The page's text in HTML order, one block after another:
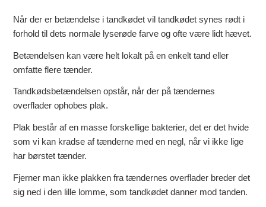
Når der er betændelse i tandkødet vil tandkødet synes rødt i
forhold til dets normale lyserøde farve og ofte være lidt hævet.
Betændelsen kan være helt lokalt på en enkelt tand eller
omfatte flere tænder.
Tandkødsbetændelsen opstår, når der på tændernes
overflader ophobes plak.
Plak består af en masse forskellige bakterier, det er det hvide
som vi kan kradse af tænderne med en negl, når vi ikke lige
har børstet tænder.
Fjerner man ikke plakken fra tændernes overflader breder det
sig ned i den lille lomme, som tandkødet danner mod tanden.